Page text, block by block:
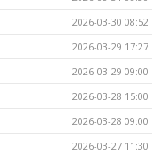
2026-03-30 08:52
2026-03-29 17:27
2026-03-29 09:00
2026-03-28 15:00
2026-03-28 09:00
2026-03-27 11:30